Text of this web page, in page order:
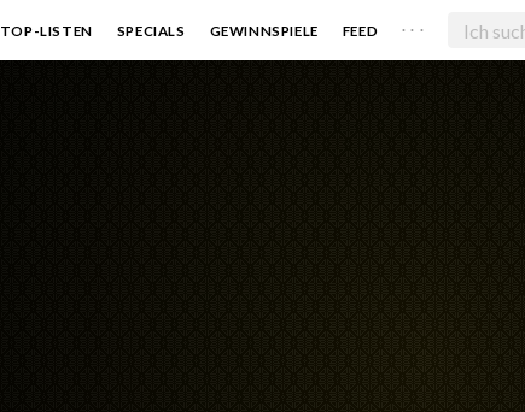
TOP-LISTEN SPECIALS GEWINNSPIELE FEED . . .